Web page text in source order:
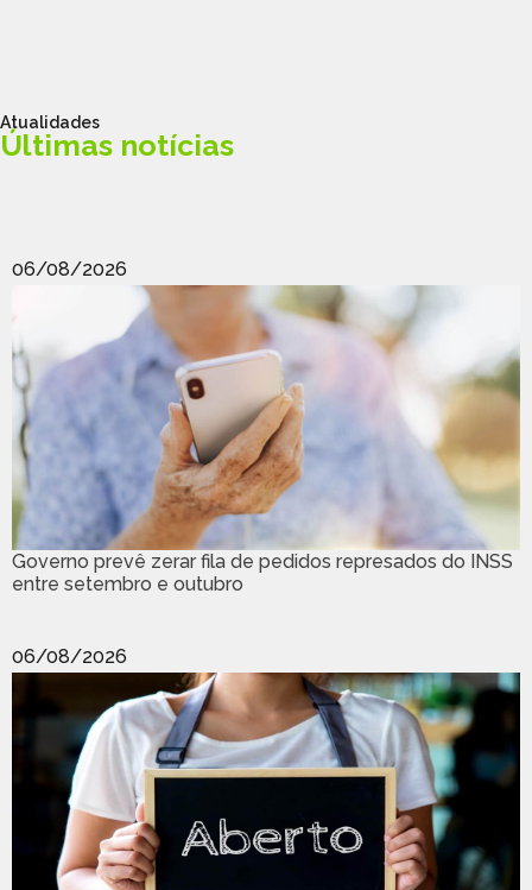
Atualidades
Últimas notícias
06/08/2026
Governo prevê zerar fila de pedidos represados do INSS
entre setembro e outubro
06/08/2026